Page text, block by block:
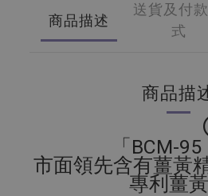
商品描述
送貨及付
式
商品描
「BCM-95
市面領先含有薑黃
專利薑